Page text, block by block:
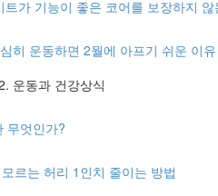
트가 기능이 좋은 코어를 보장하지
히 운동하면 2월에 아프기 쉬운 이
운동과 건강상식
무엇인가?
르는 허리 1인치 줄이는 방법